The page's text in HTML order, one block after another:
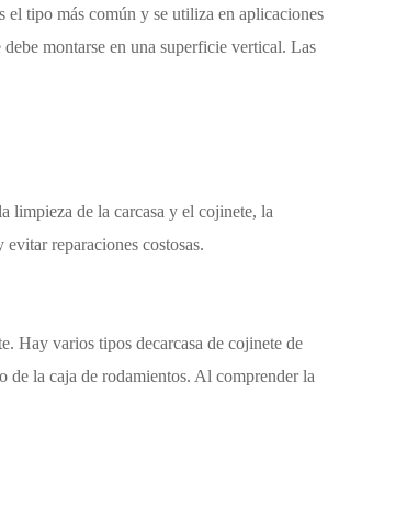
el tipo más común y se utiliza en aplicaciones
montarse en una superficie vertical. Las
limpieza de la carcasa y el cojinete, la
reparaciones costosas.
Hay varios tipos decarcasa de cojinete de
de la caja de rodamientos. Al comprender la